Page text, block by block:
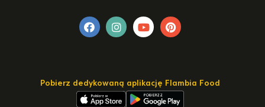
Pobierz dedykowaną aplikację Flambia Food